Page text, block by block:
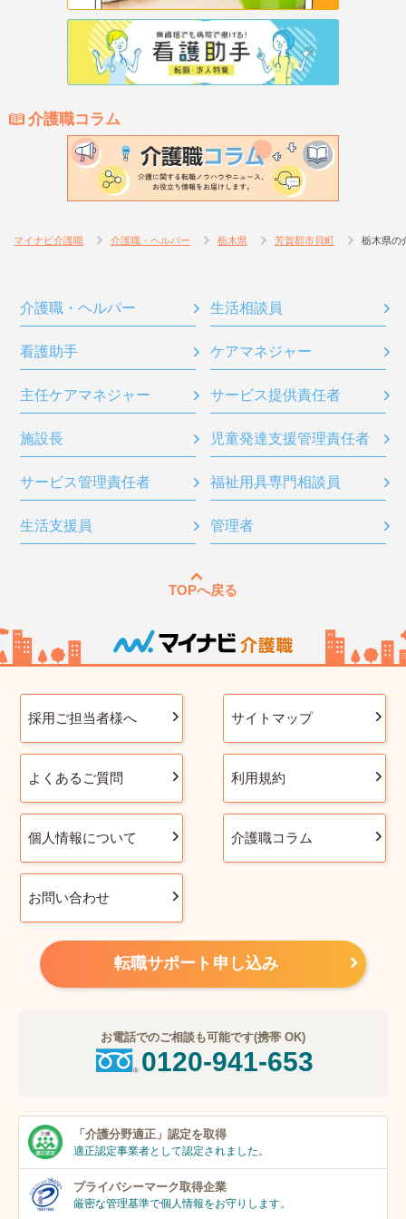
介護職コラム
マイナビ介護職 介護職・ヘルパー 栃木県 芳賀郡市貝町 栃木県の
介護職・ヘルパー 生活相談員
看護助手 ケアマネジャー
主任ケアマネジャー サービス提供責任者
施設長 児童発達支援管理責任者
サービス管理責任者 福祉用具専門相談員
生活支援員 管理者
TOPへ戻る
採用ご担当者様へ サイトマップ
よくあるご質問 利用規約
個人情報について 介護職コラム
お問い合わせ
転職サポート申し込み
お電話でのご相談も可能です(携帯 OK)
0120-941-653
「介護分野適正」 認定を取得
適正認定事業者として認定されました。
プライバシーマーク取得企業
厳密な管理基準で個人情報をお守りします。